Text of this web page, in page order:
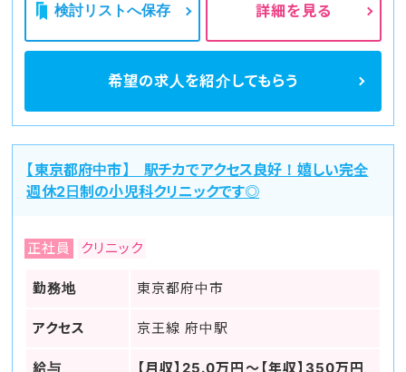
検討リストへ保存 詳細を見る
希望の求人を紹介してもらう
【東京都府中市】 駅チカでアクセス良好！嬉しい完全
週休2日制の小児科クリニックです◎
正社員 クリニック
勤務地 東京都府中市
アクセス 京王線 府中駅
給与 【月収】25.0万円～【年収】350万円